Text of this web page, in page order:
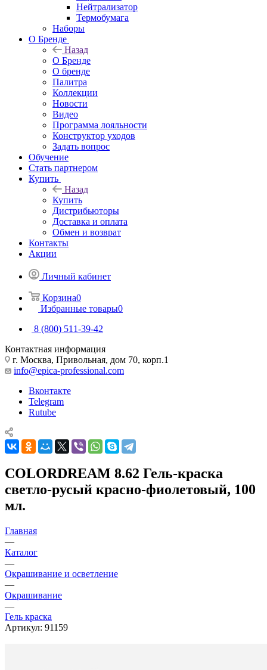
Нейтрализатор
Термобумага
Наборы
О Бренде
Назад
О Бренде
О бренде
Палитра
Коллекции
Новости
Видео
Программа лояльности
Конструктор уходов
Задать вопрос
Обучение
Стать партнером
Купить
Назад
Купить
Дистрибьюторы
Доставка и оплата
Обмен и возврат
Контакты
Акции
Личный кабинет
Корзина0
Избранные товары0
8 (800) 511-39-42
Контактная информация
г. Москва, Привольная, дом 70, корп.1
info@epica-professional.com
Вконтакте
Telegram
Rutube
COLORDREAM 8.62 Гель-краска
светло-русый красно-фиолетовый, 100
мл.
Главная
—
Каталог
—
Окрашивание и осветление
—
Окрашивание
—
Гель краска
Артикул: 91159